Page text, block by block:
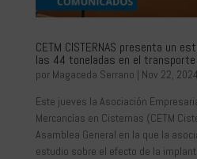
CETM CISTERNAS presenta un
las 44 toneladas en el
por Magaceda Serrano | Nov 22, 2024
Este jueves la Asociación
Mercancías en Cisternas (CETM
Asamblea General en la que la
estudio sobre el efecto de la